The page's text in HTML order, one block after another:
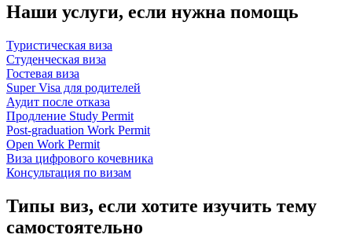
Наши услуги, если нужна помощь
Туристическая виза
Студенческая виза
Гостевая виза
Super Visa для родителей
Аудит после отказа
Продление Study Permit
Post-graduation Work Permit
Open Work Permit
Виза цифрового кочевника
Консультация по визам
Типы виз, если хотите изучить тему
самостоятельно